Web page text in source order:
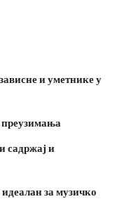
и уметнике у
преузимања
садржај и
за музичко